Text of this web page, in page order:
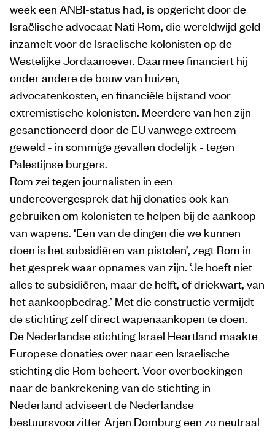
week een ANBI-status had, is opgericht door de
Israëlische advocaat Nati Rom, die wereldwijd geld
inzamelt voor de Israelische kolonisten op de
Westelijke Jordaanoever. Daarmee financiert hij
onder andere de bouw van huizen,
advocatenkosten, en financiële bijstand voor
extremistische kolonisten. Meerdere van hen zijn
gesanctioneerd door de EU vanwege extreem
geweld - in sommige gevallen dodelijk - tegen
Palestijnse burgers.
Rom zei tegen journalisten in een
undercovergesprek dat hij donaties ook kan
gebruiken om kolonisten te helpen bij de aankoop
van wapens. ‘Een van de dingen die we kunnen
doen is het subsidiëren van pistolen’, zegt Rom in
het gesprek waar opnames van zijn. ‘Je hoeft niet
alles te subsidiëren, maar de helft, of driekwart, van
het aankoopbedrag.’ Met die constructie vermijdt
de stichting zelf direct wapenaankopen te doen.
De Nederlandse stichting Israel Heartland maakte
Europese donaties over naar een Israelische
stichting die Rom beheert. Voor overboekingen
naar de bankrekening van de stichting in
Nederland adviseert de Nederlandse
bestuursvoorzitter Arjen Domburg een zo neutraal